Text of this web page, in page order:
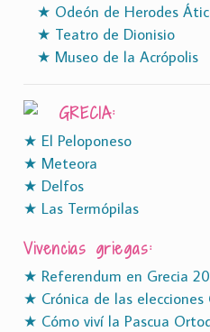
★ Odeón de Herodes
★ Teatro de Dionisio
★ Museo de la Acrópolis
GRECIA:
★ El Peloponeso
★ Meteora
★ Delfos
★ Las Termópilas
Vivencias griegas:
★ Referendum en Grecia
★ Crónica de las elecciones
★ Cómo viví la Pascua